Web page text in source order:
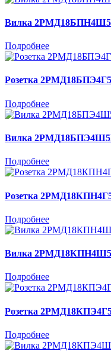
Вилка
Подробнее
Розетка
Подробнее
Вилка
Подробнее
Розетка
Подробнее
Вилка
Подробнее
Розетка
Подробнее